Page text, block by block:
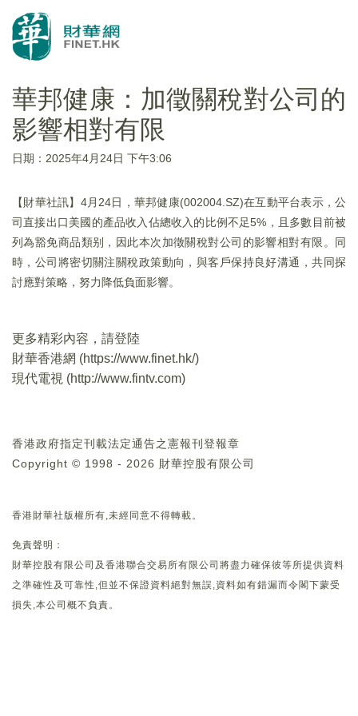
華邦健康：加徵關稅對公司的
影響相對有限
日期：2025年4月24日 下午3:06
【財華社訊】4月24日，華邦健康(002004.SZ)在互動平台表示，公
司直接出口美國的產品收入佔總收入的比例不足5%，且多數目前被
列為豁免商品類别，因此本次加徵關稅對公司的影響相對有限。同
時，公司將密切關注關稅政策動向，與客戶保持良好溝通，共同探
討應對策略，努力降低負面影響。
更多精彩內容，請登陸
財華香港網 (https://www.finet.hk/)
現代電視 (http://www.fintv.com)
香港政府指定刊載法定通告之憲報刊登報章
Copyright © 1998 - 2026 財華控股有限公司
香港財華社版權所有,未經同意不得轉載。
免責聲明：
財華控股有限公司及香港聯合交易所有限公司將盡力確保彼等所提供資料
之準確性及可靠性,但並不保證資料絕對無誤,資料如有錯漏而令閣下蒙受
損失,本公司概不負責。